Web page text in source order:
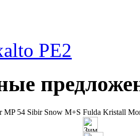
PE2
MP 54 Sibir Snow M+S Fulda Kristall